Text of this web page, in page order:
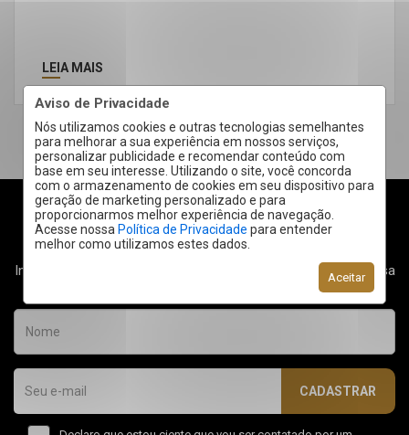
Aviso de Privacidade
Nós utilizamos cookies e outras tecnologias semelhantes
para melhorar a sua experiência em nossos serviços,
personalizar publicidade e recomendar conteúdo com
base em seu interesse. Utilizando o site, você concorda
com o armazenamento de cookies em seu dispositivo para
geração de marketing personalizado e para
proporcionarmos melhor experiência de navegação.
Acesse nossa Política de Privacidade para entender
melhor como utilizamos estes dados.
Aceitar
LEIA MAIS
RECEBA NOVIDADES
Insira seu email abaixo para receber dicas e novidades da Casa
CADASTRAR